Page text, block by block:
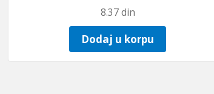
8.37din
Dodaj u korpu